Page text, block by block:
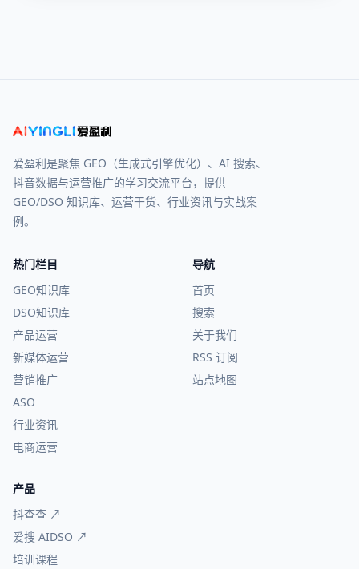
爱盈利是聚焦 GEO（生成式引擎优化）、AI 搜索、
抖音数据与运营推广的学习交流平台，提供
GEO/DSO 知识库、运营干货、行业资讯与实战案
例。
热门栏目
GEO知识库
DSO知识库
产品运营
新媒体运营
营销推广
ASO
行业资讯
电商运营
导航
首页
搜索
关于我们
RSS 订阅
站点地图
产品
抖查查 ↗
爱搜 AIDSO ↗
培训课程